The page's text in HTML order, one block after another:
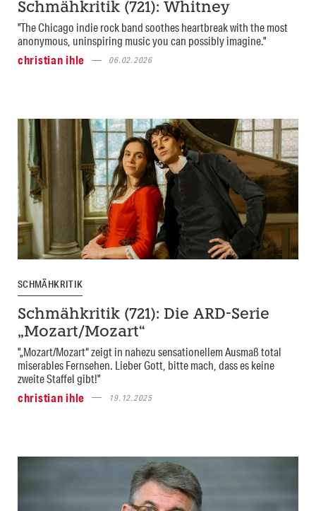
Schmähkritik (721): Whitney
"The Chicago indie rock band soothes heartbreak with the most
anonymous, uninspiring music you can possibly imagine."
christian ihle
06.02.2026
SCHMÄHKRITIK
Schmähkritik (721): Die ARD-Serie
„Mozart/Mozart“
"„Mozart/Mozart“ zeigt in nahezu sensationellem Ausmaß total
miserables Fernsehen. Lieber Gott, bitte mach, dass es keine
zweite Staffel gibt!"
christian ihle
19.12.2025